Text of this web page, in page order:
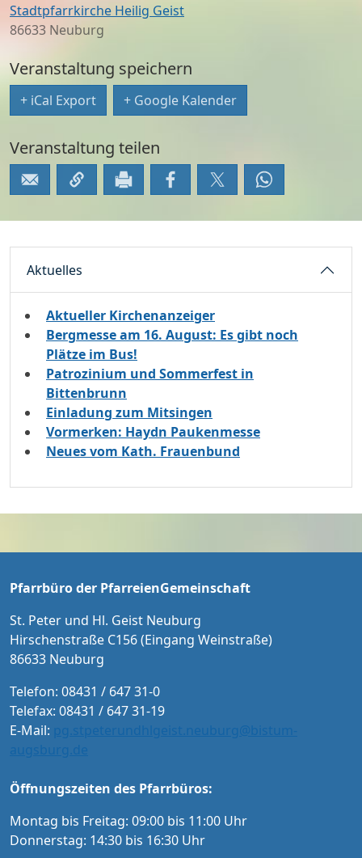
Stadtpfarrkirche Heilig Geist
86633 Neuburg
Veranstaltung speichern
+ iCal Export + Google Kalender
Veranstaltung teilen
Aktuelles
Aktueller Kirchenanzeiger
Bergmesse am 16. August: Es gibt noch
Plätze im Bus!
Patrozinium und Sommerfest in
Bittenbrunn
Einladung zum Mitsingen
Vormerken: Haydn Paukenmesse
Neues vom Kath. Frauenbund
Pfarrbüro der PfarreienGemeinschaft
St. Peter und Hl. Geist Neuburg
Hirschenstraße C156 (Eingang Weinstraße)
86633 Neuburg
Telefon: 08431 / 647 31-0
Telefax: 08431 / 647 31-19
E-Mail: pg.stpeterundhlgeist.neuburg@bistum-
augsburg.de
Öffnungszeiten des Pfarrbüros:
Montag bis Freitag: 09:00 bis 11:00 Uhr
Donnerstag: 14:30 bis 16:30 Uhr